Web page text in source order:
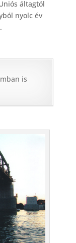
áltagtól
nyolc év
is